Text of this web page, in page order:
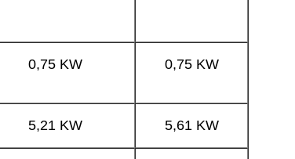
0,75 KW 0,75 KW
5,21 KW 5,61 KW